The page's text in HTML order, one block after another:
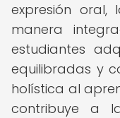
expresión
manera
estudiantes
equilibradas y
holística al
contribuye a